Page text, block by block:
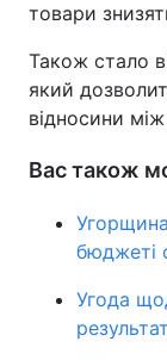
товари
Також стало
який
відносини
Вас також
бюджеті
Угода